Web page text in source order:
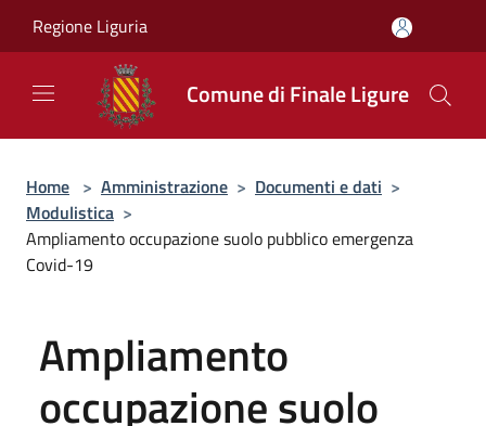
Regione Liguria
Comune di Finale Ligure
Home > Amministrazione > Documenti e dati >
Modulistica >
Ampliamento occupazione suolo pubblico emergenza
Covid-19
Ampliamento
occupazione suolo